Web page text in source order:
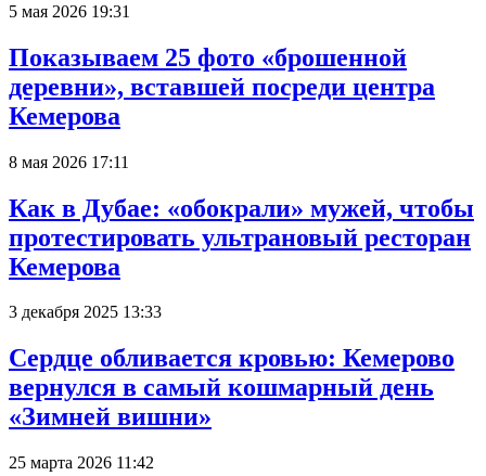
5 мая 2026 19:31
Показываем 25 фото «брошенной
деревни», вставшей посреди центра
Кемерова
8 мая 2026 17:11
Как в Дубае: «обокрали» мужей, чтобы
протестировать ультрановый ресторан
Кемерова
3 декабря 2025 13:33
Сердце обливается кровью: Кемерово
вернулся в самый кошмарный день
«Зимней вишни»
25 марта 2026 11:42